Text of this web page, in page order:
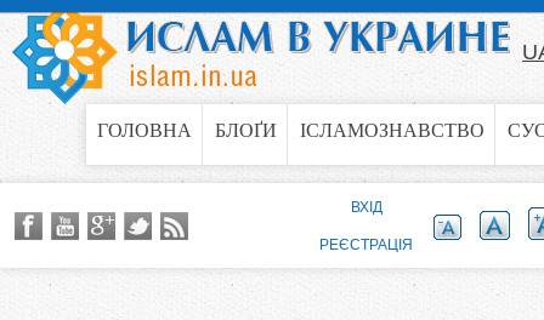
Jump to navigation
ГОЛОВНА БЛОҐИ ІСЛАМОЗНАВСТВО
ВХІД
РЕЄСТРАЦІЯ